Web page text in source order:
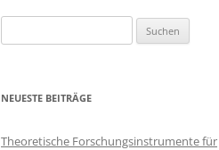
nach:
NEUESTE BEITRÄGE
Theoretische Forschungsinstrumente für